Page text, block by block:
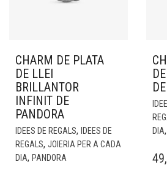
CHARM DE PLATA
DE LLEI
BRILLANTOR
INFINIT DE
PANDORA
IDEES DE REGALS,
IDEES DE
REGALS, JOIERIA PER A CADA
DIA, PANDORA
DIA,